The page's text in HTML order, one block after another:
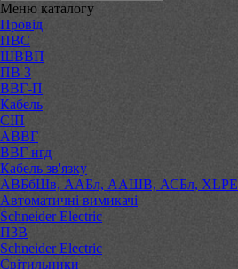
Меню каталогу
Провід
ПВС
ШВВП
ПВ 3
ВВГ-П
Кабель
СІП
АВВГ
ВВГ нгд
Кабель зв'язку
АВБбШв, ААБл, ААШВ, АСБл, XLPE
Автоматичні вимикачі
Schneider Electric
ПЗВ
Schneider Electric
Світильники